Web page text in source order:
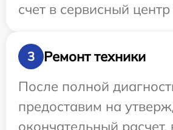
счет в сервисный
3
Ремонт техники
После полной
предоставим на
окончательный расчет,